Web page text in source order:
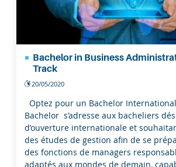
Bachelor in Business
Track
20/05/2020
Optez pour un Bachelor
Bachelor s’adresse aux bacheliers
d’ouverture internationale et
des études de gestion afin de se
des fonctions de managers
adaptés aux mondes de demain,